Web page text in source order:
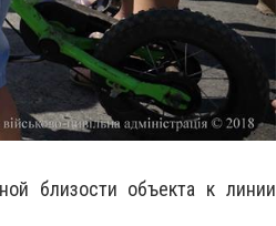
близости объекта к линии